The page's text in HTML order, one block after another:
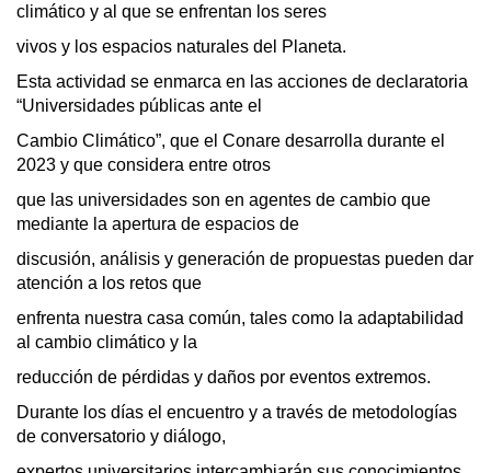
climático y al que se enfrentan los seres
vivos y los espacios naturales del Planeta.
Esta actividad se enmarca en las acciones de declaratoria
“Universidades públicas ante el
Cambio Climático”, que el Conare desarrolla durante el
2023 y que considera entre otros
que las universidades son en agentes de cambio que
mediante la apertura de espacios de
discusión, análisis y generación de propuestas pueden dar
atención a los retos que
enfrenta nuestra casa común, tales como la adaptabilidad
al cambio climático y la
reducción de pérdidas y daños por eventos extremos.
Durante los días el encuentro y a través de metodologías
de conversatorio y diálogo,